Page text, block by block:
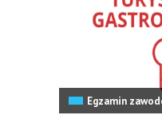
Egzamin